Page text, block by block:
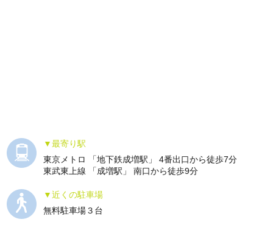
最寄り駅
東京メトロ 「地下鉄成増駅」 4番出口から徒歩7分
東武東上線 「成増駅」 南口から徒歩9分
近くの駐車場
無料駐車場３台